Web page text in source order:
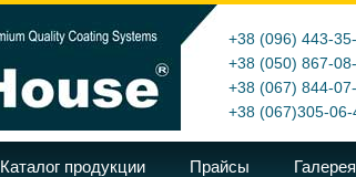
+38 (096) 443-
+38 (050) 867-
+38 (067) 844-
+38 (067)305-06-
Каталог продукции Прайсы Галерея